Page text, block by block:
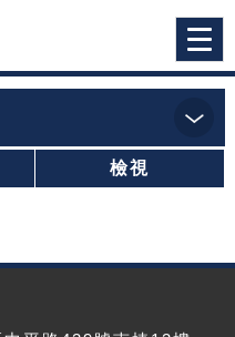
檢視